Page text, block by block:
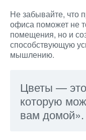
Не забывайте, что
офиса поможет не
помещения, но и
способствующую
мышлению.
Цветы —
которую
вам домой».